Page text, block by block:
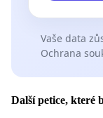
Vaše data
Ochrana
Další petice, které